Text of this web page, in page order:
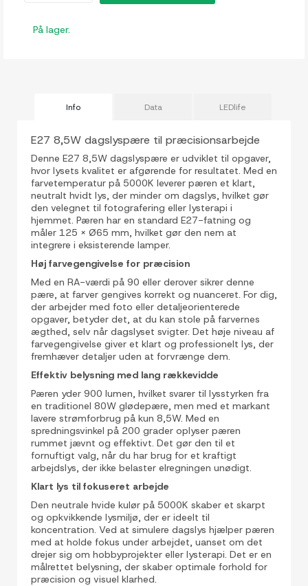
På lager.
Info Data LEDlife
E27 8,5W dagslyspære til præcisionsarbejde
Denne E27 8,5W dagslyspære er udviklet til opgaver,
hvor lysets kvalitet er afgørende for resultatet. Med en
farvetemperatur på 5000K leverer pæren et klart,
neutralt hvidt lys, der minder om dagslys, hvilket gør
den velegnet til fotografering eller lysterapi i
hjemmet. Pæren har en standard E27-fatning og
måler 125 x Ø65 mm, hvilket gør den nem at
integrere i eksisterende lamper.
Høj farvegengivelse for præcision
Med en RA-værdi på 90 eller derover sikrer denne
pære, at farver gengives korrekt og nuanceret. For dig,
der arbejder med foto eller detaljeorienterede
opgaver, betyder det, at du kan stole på farvernes
ægthed, selv når dagslyset svigter. Det høje niveau af
farvegengivelse giver et klart og professionelt lys, der
fremhæver detaljer uden at forvrænge dem.
Effektiv belysning med lang rækkevidde
Pæren yder 900 lumen, hvilket svarer til lysstyrken fra
en traditionel 80W glødepære, men med et markant
lavere strømforbrug på kun 8,5W. Med en
spredningsvinkel på 200 grader oplyser pæren
rummet jævnt og effektivt. Det gør den til et
fornuftigt valg, når du har brug for et kraftigt
arbejdslys, der ikke belaster elregningen unødigt.
Klart lys til fokuseret arbejde
Den neutrale hvide kulør på 5000K skaber et skarpt
og opkvikkende lysmiljø, der er ideelt til
koncentration. Ved at simulere dagslys hjælper pæren
med at holde fokus under arbejdet, uanset om det
drejer sig om hobbyprojekter eller lysterapi. Det er en
målrettet belysning, der skaber optimale forhold for
præcision og visuel klarhed.